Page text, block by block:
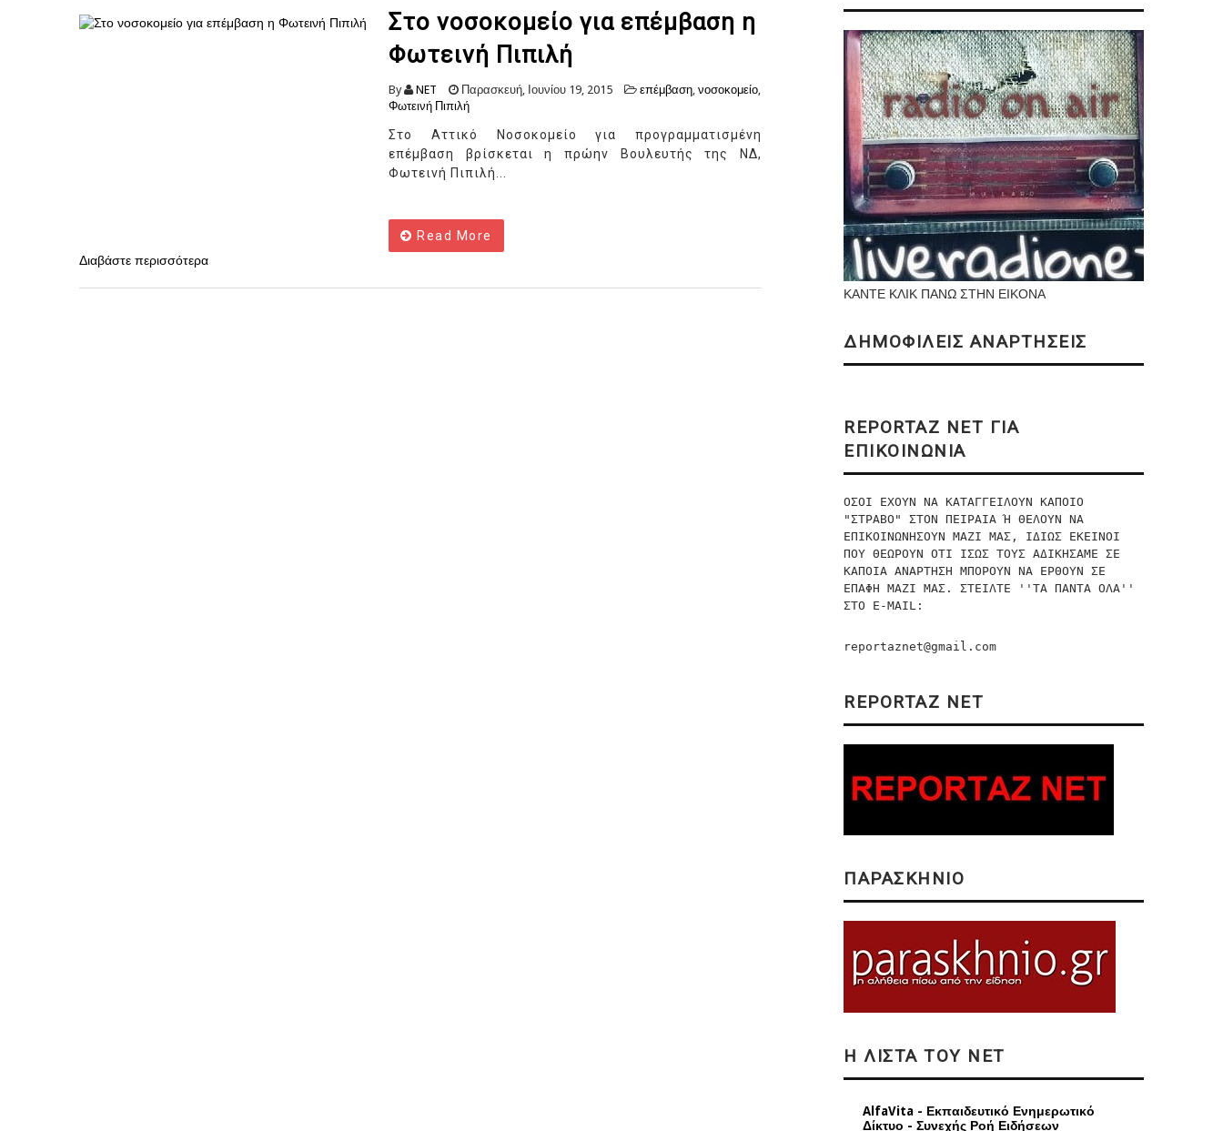
Στο νοσοκομείο για επέμβαση η
Φωτεινή Πιπιλή
By NET Παρασκευή, Ιουνίου 19, 2015 επέμβαση, νοσοκομείο,
Φωτεινή Πιπιλή
Στο Αττικό Νοσοκομείο για προγραμματισμένη
επέμβαση βρίσκεται η πρώην Βουλευτής της ΝΔ,
Φωτεινή Πιπιλή...
Read More
Διαβάστε περισσότερα
ΚΑΝΤΕ ΚΛΙΚ ΠΑΝΩ ΣΤΗΝ ΕΙΚΟΝΑ
ΔΗΜΟΦΙΛΕΙΣ ΑΝΑΡΤΗΣΕΙΣ
REPORTAZ NET ΓΙΑ
ΕΠΙΚΟΙΝΩΝΙΑ
ΟΣΟΙ ΕΧΟΥΝ ΝΑ ΚΑΤΑΓΓΕΙΛΟΥΝ ΚΑΠΟΙΟ
"ΣΤΡΑΒΟ" ΣΤΟΝ ΠΕΙΡΑΙΑ Ή ΘΕΛΟΥΝ ΝΑ
ΕΠΙΚΟΙΝΩΝΗΣΟΥΝ ΜΑΖΙ ΜΑΣ, ΙΔΙΩΣ ΕΚΕΙΝΟΙ
ΠΟΥ ΘΕΩΡΟΥΝ ΟΤΙ ΙΣΩΣ ΤΟΥΣ ΑΔΙΚΗΣΑΜΕ ΣΕ
ΚΑΠΟΙΑ ΑΝΑΡΤΗΣΗ ΜΠΟΡΟΥΝ ΝΑ ΕΡΘΟΥΝ ΣΕ
ΕΠΑΦΗ ΜΑΖΙ ΜΑΣ. ΣΤΕΙΛΤΕ ''ΤΑ ΠΑΝΤΑ ΟΛΑ''
ΣΤO E-MAIL:
reportaznet@gmail.com
REPORTAZ NET
ΠΑΡΑΣΚΗΝΙΟ
Η ΛΙΣΤΑ ΤΟΥ NET
AlfaVita - Εκπαιδευτικό Ενημερωτικό
Δίκτυο - Συνεχής Ροή Ειδήσεων